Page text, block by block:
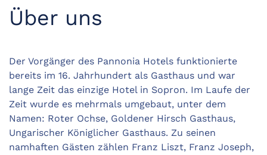
Über uns
Der Vorgänger des Pannonia Hotels funktionierte
bereits im 16. Jahrhundert als Gasthaus und war
lange Zeit das einzige Hotel in Sopron. Im Laufe der
Zeit wurde es mehrmals umgebaut, unter dem
Namen: Roter Ochse, Goldener Hirsch Gasthaus,
Ungarischer Königlicher Gasthaus. Zu seinen
namhaften Gästen zählen Franz Liszt, Franz Joseph,